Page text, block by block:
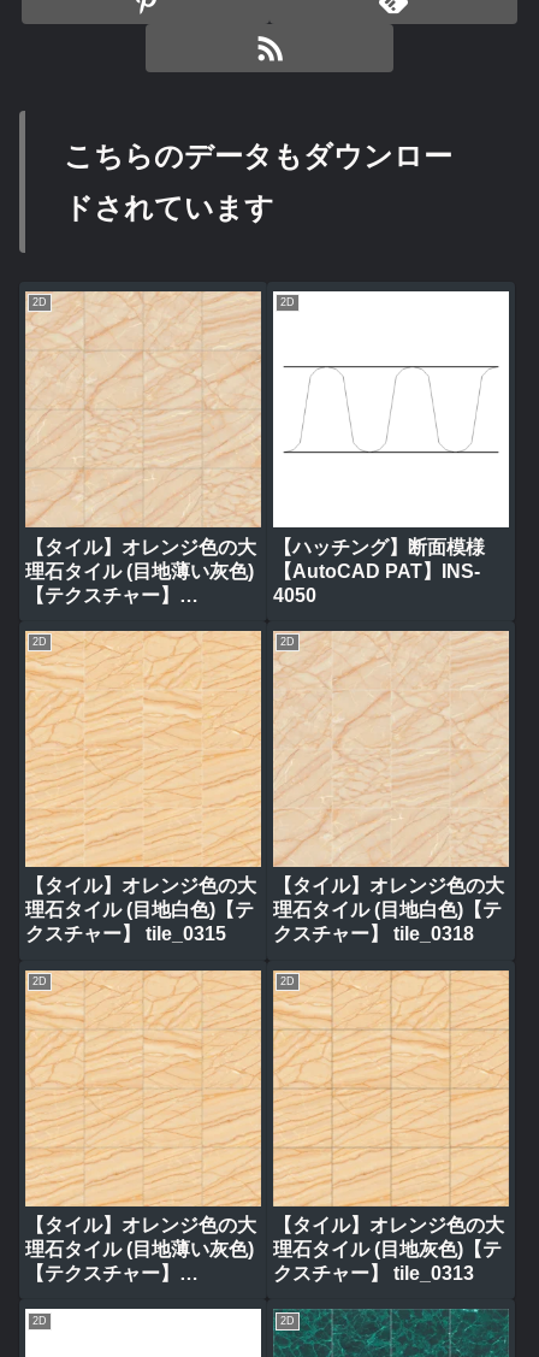
こちらのデータもダウンロー
ドされています
2D
【タイル】オレンジ色の大
理石タイル (目地薄い灰色)
【テクスチャー】
2D
【ハッチング】断面模様
【AutoCAD PAT】INS-
4050
2D
【タイル】オレンジ色の大
理石タイル (目地白色)【テ
クスチャー】 tile_0315
2D
【タイル】オレンジ色の大
理石タイル (目地白色)【テ
クスチャー】 tile_0318
2D
【タイル】オレンジ色の大
理石タイル (目地薄い灰色)
【テクスチャー】
2D
【タイル】オレンジ色の大
理石タイル (目地灰色)【テ
クスチャー】 tile_0313
2D 2D